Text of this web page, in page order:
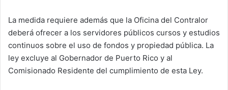
La medida requiere además que la Oficina del Contralor
deberá ofrecer a los servidores públicos cursos y estudios
continuos sobre el uso de fondos y propiedad pública. La
ley excluye al Gobernador de Puerto Rico y al
Comisionado Residente del cumplimiento de esta Ley.